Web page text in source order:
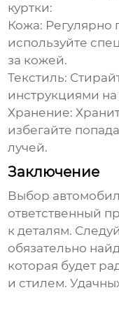
куртки:
Кожа: Регулярно
используйте
за кожей.
Текстиль:
инструкциями на
Хранение:
избегайте
лучей.
Заключение
Выбор
ответственный
к деталям.
обязательно
которая будет
и стилем.